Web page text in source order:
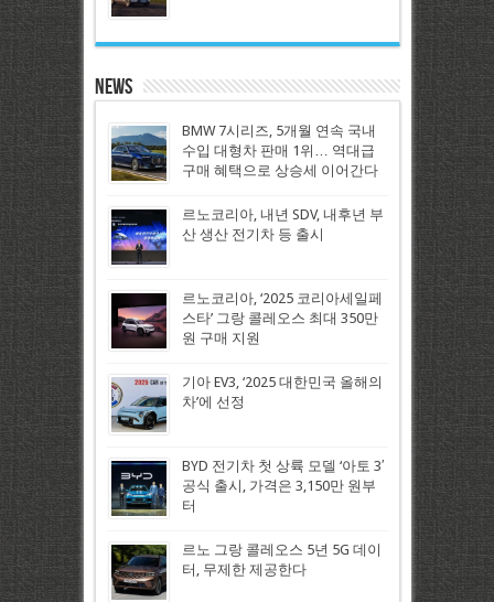
News
BMW 7시리즈, 5개월 연속 국내
수입 대형차 판매 1위… 역대급
구매 혜택으로 상승세 이어간다
르노코리아, 내년 SDV, 내후년 부
산 생산 전기차 등 출시
르노코리아, ‘2025 코리아세일페
스타’ 그랑 콜레오스 최대 350만
원 구매 지원
기아 EV3, ‘2025 대한민국 올해의
차’에 선정
BYD 전기차 첫 상륙 모델 ‘아토 3′
공식 출시, 가격은 3,150만 원부
터
르노 그랑 콜레오스 5년 5G 데이
터, 무제한 제공한다